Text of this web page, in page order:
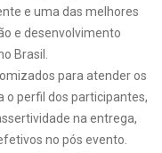
e uma das melhores
e desenvolvimento
Brasil.
para atender os
o perfil dos participantes,
na entrega,
no pós evento.